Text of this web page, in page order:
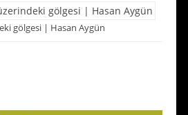
gölgesi | Hasan Aygün